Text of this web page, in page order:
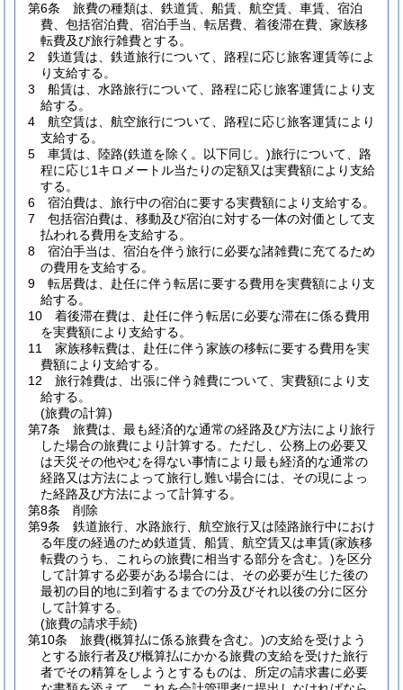
第6条
旅費の種類は、鉄道賃、船賃、航空賃、車賃、宿泊
費、包括宿泊費、宿泊手当、転居費、着後滞在費、家族移
転費及び旅行雑費とする。
2
鉄道賃は、鉄道旅行について、路程に応じ旅客運賃等によ
り支給する。
3
船賃は、水路旅行について、路程に応じ旅客運賃により支
給する。
4
航空賃は、航空旅行について、路程に応じ旅客運賃により
支給する。
5
車賃は、陸路(鉄道を除く。以下同じ。)旅行について、路
程に応じ1キロメートル当たりの定額又は実費額により支給
する。
6
宿泊費は、旅行中の宿泊に要する実費額により支給する。
7
包括宿泊費は、移動及び宿泊に対する一体の対価として支
払われる費用を支給する。
8
宿泊手当は、宿泊を伴う旅行に必要な諸雑費に充てるため
の費用を支給する。
9
転居費は、赴任に伴う転居に要する費用を実費額により支
給する。
10
着後滞在費は、赴任に伴う転居に必要な滞在に係る費用
を実費額により支給する。
11
家族移転費は、赴任に伴う家族の移転に要する費用を実
費額により支給する。
12
旅行雑費は、出張に伴う雑費について、実費額により支
給する。
(旅費の計算)
第7条
旅費は、最も経済的な通常の経路及び方法により旅行
した場合の旅費により計算する。 ただし、公務上の必要又
は天災その他やむを得ない事情により最も経済的な通常の
経路又は方法によって旅行し難い場合には、その現によっ
た経路及び方法によって計算する。
第8条
削除
第9条
鉄道旅行、水路旅行、航空旅行又は陸路旅行中におけ
る年度の経過のため鉄道賃、船賃、航空賃又は車賃(家族移
転費のうち、これらの旅費に相当する部分を含む。)を区分
して計算する必要がある場合には、その必要が生じた後の
最初の目的地に到着するまでの分及びそれ以後の分に区分
して計算する。
(旅費の請求手続)
第10条
旅費(概算払に係る旅費を含む。)の支給を受けよう
とする旅行者及び概算払にかかる旅費の支給を受けた旅行
者でその精算をしようとするものは、所定の請求書に必要